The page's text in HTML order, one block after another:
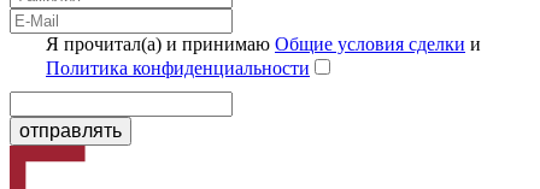
Я прочитал(а) и принимаю Общие условия сделки и
Политика конфиденциальности